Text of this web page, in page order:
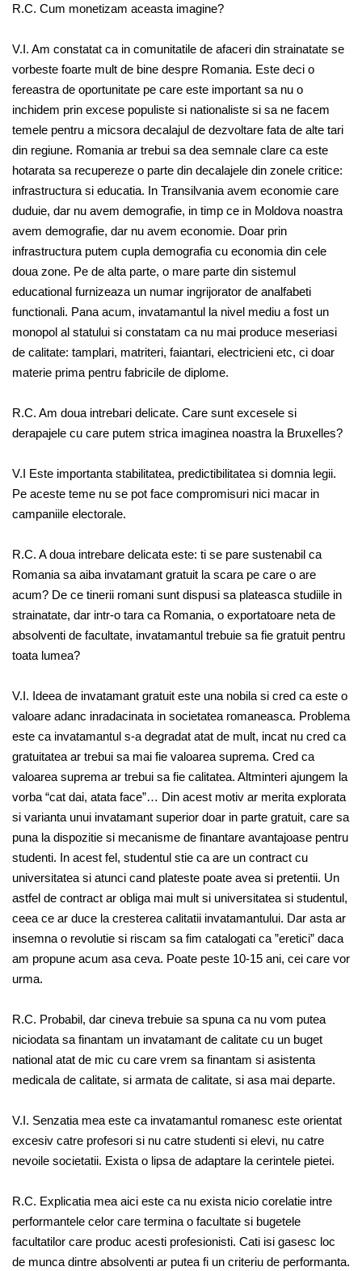
R.C. Cum monetizam aceasta imagine?
V.I. Am constatat ca in comunitatile de afaceri din strainatate se
vorbeste foarte mult de bine despre Romania. Este deci o
fereastra de oportunitate pe care este important sa nu o
inchidem prin excese populiste si nationaliste si sa ne facem
temele pentru a micsora decalajul de dezvoltare fata de alte tari
din regiune. Romania ar trebui sa dea semnale clare ca este
hotarata sa recupereze o parte din decalajele din zonele critice:
infrastructura si educatia. In Transilvania avem economie care
duduie, dar nu avem demografie, in timp ce in Moldova noastra
avem demografie, dar nu avem economie. Doar prin
infrastructura putem cupla demografia cu economia din cele
doua zone. Pe de alta parte, o mare parte din sistemul
educational furnizeaza un numar ingrijorator de analfabeti
functionali. Pana acum, invatamantul la nivel mediu a fost un
monopol al statului si constatam ca nu mai produce meseriasi
de calitate: tamplari, matriteri, faiantari, electricieni etc, ci doar
materie prima pentru fabricile de diplome.
R.C. Am doua intrebari delicate. Care sunt excesele si
derapajele cu care putem strica imaginea noastra la Bruxelles?
V.I Este importanta stabilitatea, predictibilitatea si domnia legii.
Pe aceste teme nu se pot face compromisuri nici macar in
campaniile electorale.
R.C. A doua intrebare delicata este: ti se pare sustenabil ca
Romania sa aiba invatamant gratuit la scara pe care o are
acum? De ce tinerii romani sunt dispusi sa plateasca studiile in
strainatate, dar intr-o tara ca Romania, o exportatoare neta de
absolventi de facultate, invatamantul trebuie sa fie gratuit pentru
toata lumea?
V.I. Ideea de invatamant gratuit este una nobila si cred ca este o
valoare adanc inradacinata in societatea romaneasca. Problema
este ca invatamantul s-a degradat atat de mult, incat nu cred ca
gratuitatea ar trebui sa mai fie valoarea suprema. Cred ca
valoarea suprema ar trebui sa fie calitatea. Altminteri ajungem la
vorba “cat dai, atata face”… Din acest motiv ar merita explorata
si varianta unui invatamant superior doar in parte gratuit, care sa
puna la dispozitie si mecanisme de finantare avantajoase pentru
studenti. In acest fel, studentul stie ca are un contract cu
universitatea si atunci cand plateste poate avea si pretentii. Un
astfel de contract ar obliga mai mult si universitatea si studentul,
ceea ce ar duce la cresterea calitatii invatamantului. Dar asta ar
insemna o revolutie si riscam sa fim catalogati ca ”eretici” daca
am propune acum asa ceva. Poate peste 10-15 ani, cei care vor
urma.
R.C. Probabil, dar cineva trebuie sa spuna ca nu vom putea
niciodata sa finantam un invatamant de calitate cu un buget
national atat de mic cu care vrem sa finantam si asistenta
medicala de calitate, si armata de calitate, si asa mai departe.
V.I. Senzatia mea este ca invatamantul romanesc este orientat
excesiv catre profesori si nu catre studenti si elevi, nu catre
nevoile societatii. Exista o lipsa de adaptare la cerintele pietei.
R.C. Explicatia mea aici este ca nu exista nicio corelatie intre
performantele celor care termina o facultate si bugetele
facultatilor care produc acesti profesionisti. Cati isi gasesc loc
de munca dintre absolventi ar putea fi un criteriu de performanta.